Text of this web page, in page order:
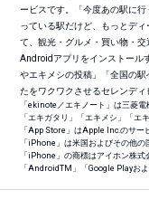
ービスです。「今度あの駅に
っている駅だけど、もっとデ
て、観光・グルメ・買い物・
Androidアプリをインストール
やエキメシの投稿」「全国の
たをワクワクさせるセレンデ
「ekinote／エキノート」は三菱電
「エキガタリ」「エキメシ」「エ
「App Store」はApple Inc.のサー
「iPhone」は米国およびその他
「iPhone」の商標はアイホン株式
「AndroidTM 」「Google Playお